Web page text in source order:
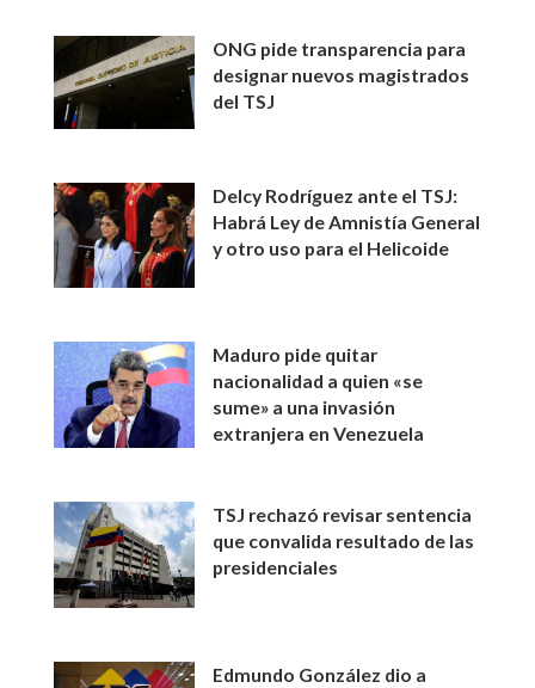
ONG pide transparencia para
designar nuevos magistrados
del TSJ
Delcy Rodríguez ante el TSJ:
Habrá Ley de Amnistía General
y otro uso para el Helicoide
Maduro pide quitar
nacionalidad a quien «se
sume» a una invasión
extranjera en Venezuela
TSJ rechazó revisar sentencia
que convalida resultado de las
presidenciales
Edmundo González dio a